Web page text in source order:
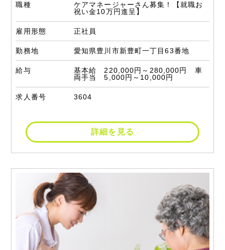
職種
ケアマネージャーさん募集！【就職お
祝い金10万円進呈】
雇用形態 正社員
勤務地 愛知県豊川市新豊町一丁目63番地
給与
基本給 220,000円～280,000円 車
両手当 5,000円～10,000円
求人番号 3604
詳細を見る